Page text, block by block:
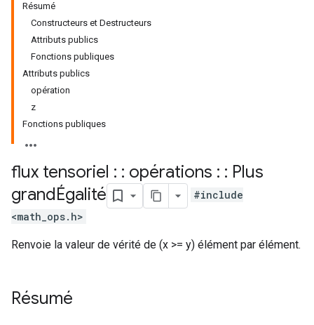
Résumé
Constructeurs et Destructeurs
Attributs publics
Fonctions publiques
Attributs publics
opération
z
Fonctions publiques
flux tensoriel : : opérations : : Plus
grandÉgalité
#include
<math_ops.h>
Renvoie la valeur de vérité de (x >= y) élément par élément.
Résumé